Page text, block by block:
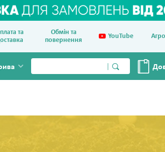
та
Обмін та
повернення
YouTube